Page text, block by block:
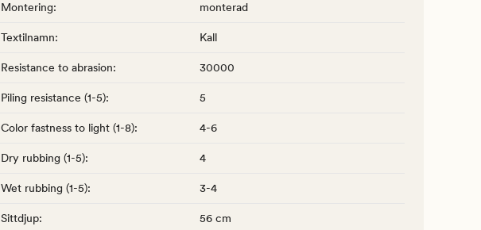
Montering: monterad
Textilnamn: Kall
Resistance to abrasion: 30000
Piling resistance (1-5): 5
Color fastness to light (1-8): 4-6
Dry rubbing (1-5): 4
Wet rubbing (1-5): 3-4
Sittdjup: 56 cm